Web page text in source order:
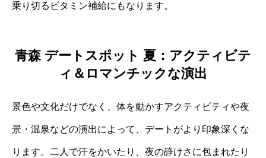
乗り切るビタミン補給にもなります。
青森 デートスポット 夏：アクティビテ
ィ＆ロマンチックな演出
景色や文化だけでなく、体を動かすアクティビティや夜
景・温泉などの演出によって、デートがより印象深くな
ります。二人で汗をかいたり、夜の静けさに包まれたり